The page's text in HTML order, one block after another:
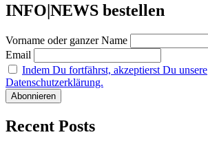
INFO|NEWS bestellen
Vorname oder ganzer Name
Email
Indem Du fortfährst, akzeptierst Du unsere
Datenschutzerklärung.
Recent Posts